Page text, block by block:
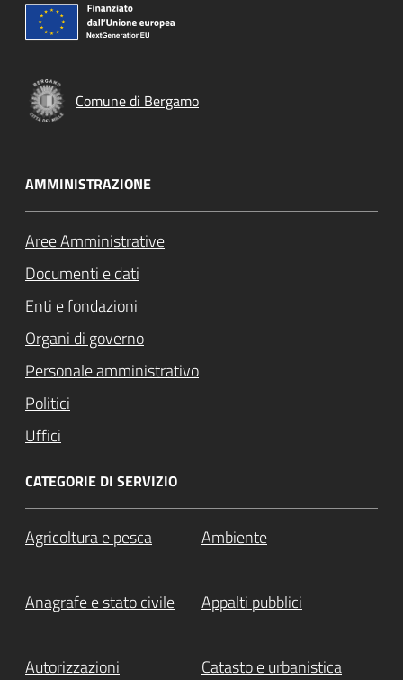
Comune di Bergamo
AMMINISTRAZIONE
Aree Amministrative
Documenti e dati
Enti e fondazioni
Organi di governo
Personale amministrativo
Politici
Uffici
CATEGORIE DI SERVIZIO
Agricoltura e pesca Ambiente
Anagrafe e stato civile Appalti pubblici
Autorizzazioni Catasto e urbanistica